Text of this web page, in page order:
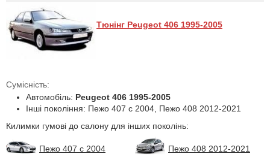
Тюнінг Peugeot 406 1995-2005
Сумісність:
Автомобіль: Peugeot 406 1995-2005
Інші покоління: Пежо 407 с 2004, Пежо 408 2012-2021
Килимки гумові до салону для інших поколінь:
Пежо 407 с 2004 Пежо 408 2012-2021